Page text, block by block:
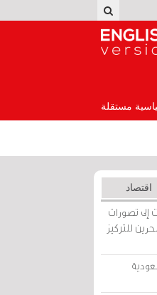
مستقلة
اقتصاد
إلى تصورات
للتركيز